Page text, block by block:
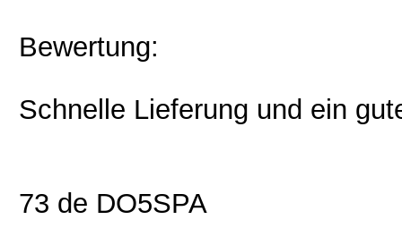
Bewertung:
Schnelle Lieferung und ein
73 de DO5SPA